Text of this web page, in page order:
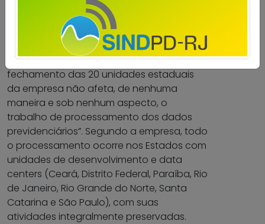
e fechar filiais em 20 Estados. O
enxugamento de quadros é parte de
processo de redução de despesas.
Em nota, a Dataprev afirma que “o
fechamento das 20 unidades estaduais
da empresa não afeta, de nenhuma
maneira e sob nenhum aspecto, o
trabalho de processamento dos dados
previdenciários”. Segundo a empresa, todo
o processamento ocorre nos Estados com
unidades de desenvolvimento e data
centers (Ceará, Distrito Federal, Paraíba, Rio
de Janeiro, Rio Grande do Norte, Santa
Catarina e São Paulo), com suas
atividades integralmente preservadas.